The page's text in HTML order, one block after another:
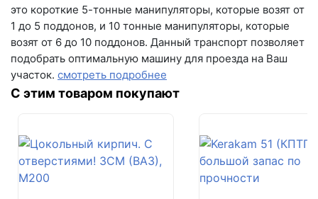
Написать на почту
г.Самара, ул. Садовая, дом 199, помещение Н8
(вывеска "Мир кирпича")
пн-пт с 9:00 до 18:00
+7 (993) 993-77-22
Написать в МАКС
28-01
Вес упаковки
30 кг (прямой эл-т), 15 кг (угл. эл-т)
Количество в упаковке
Вес в 1м2
30 кг (прямой эл-т), 15 кг (угл. эл-т)
это короткие 5-тонные манипуляторы, которые возят от
1 до 5 поддонов, и 10 тонные манипуляторы, которые
возят от 6 до 10 поддонов. Данный транспорт позволяет
подобрать оптимальную машину для проезда на Ваш
участок. смотреть подробнее
С этим товаром покупают